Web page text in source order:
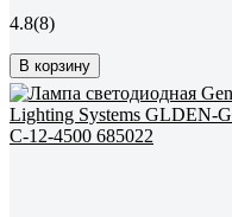
4.8(8)
В корзину